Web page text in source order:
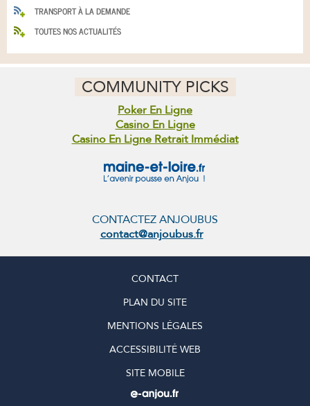
TRANSPORT À LA DEMANDE
TOUTES NOS ACTUALITÉS
COMMUNITY PICKS
Poker En Ligne
Casino En Ligne
Casino En Ligne Retrait Immédiat
CONTACTEZ ANJOUBUS
contact@anjoubus.fr
CONTACT
PLAN DU SITE
MENTIONS LÉGALES
ACCESSIBILITÉ WEB
SITE MOBILE